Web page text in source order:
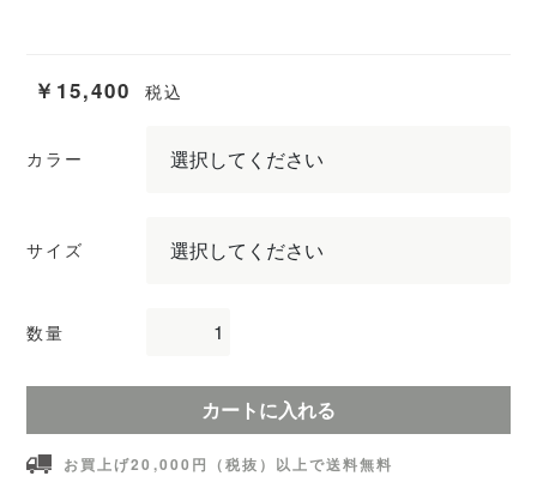
￥15,400 税込
カラー
サイズ
数量
カートに入れる
お買上げ20,000円（税抜）以上で送料無料